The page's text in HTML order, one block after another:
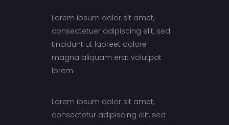
Lorem ipsum dolor sit amet,
consectetuer adipiscing elit, sed
tincidunt ut laoreet dolore
magna aliquam erat volutpat
lorem
Lorem ipsum dolor sit amet,
consectetur adipiscing elit, sed